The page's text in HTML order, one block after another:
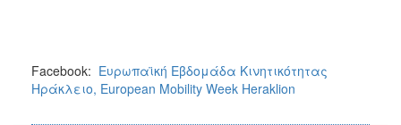
Facebook: Ευρωπαϊκή Εβδομάδα Κινητικότητας
Ηράκλειο, European Mobility Week Heraklion